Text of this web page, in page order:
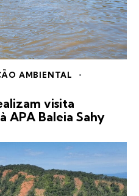
AMBIENTAL
visita
APA Baleia Sahy